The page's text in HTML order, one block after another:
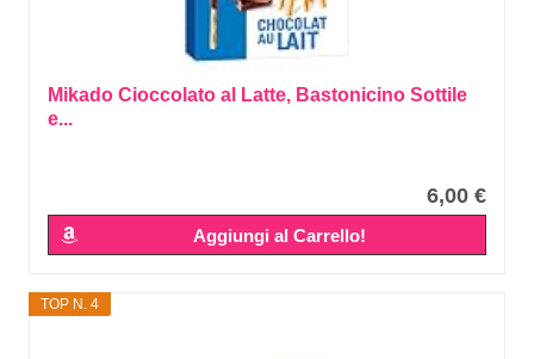
Mikado Cioccolato al Latte, Bastonicino Sottile
e...
6,00 €
Aggiungi al Carrello!
TOP N. 4